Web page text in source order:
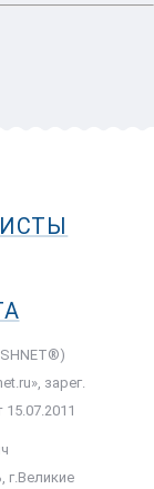
зарег.
г.Великие